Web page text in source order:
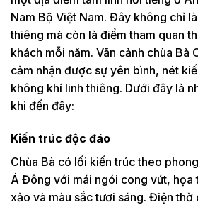
Nam Bộ Việt Nam. Đây không chỉ
thiêng mà còn là điểm tham quan
khách mỗi năm. Vãn cảnh chùa Bà
cảm nhận được sự yên bình, nét
không khí linh thiêng. Dưới đây là
khi đến đây:
Kiến trúc độc đáo
Chùa Bà có lối kiến trúc theo
Á Đông với mái ngói cong vút, họa
xảo và màu sắc tươi sáng. Điện